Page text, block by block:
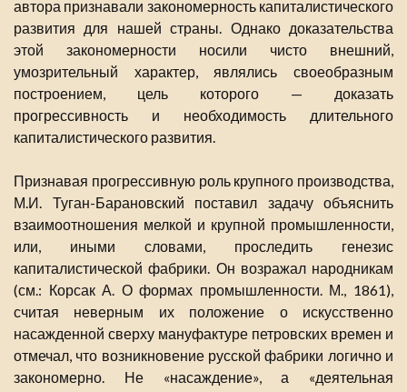
автора признавали закономерность капиталистического
развития для нашей страны. Однако доказательства
этой закономерности носили чисто внешний,
умозрительный характер, являлись своеобразным
построением, цель которого — доказать
прогрессивность и необходимость длительного
капиталистического развития.
Признавая прогрессивную роль крупного производства,
М.И. Туган-Барановский поставил задачу объяснить
взаимоотношения мелкой и крупной промышленности,
или, иными словами, проследить генезис
капиталистической фабрики. Он возражал народникам
(см.: Корсак А. О формах промышленности. М., 1861),
считая неверным их положение о искусственно
насажденной сверху мануфактуре петровских времен и
отмечал, что возникновение русской фабрики логично и
закономерно. Не «насаждение», а «деятельная